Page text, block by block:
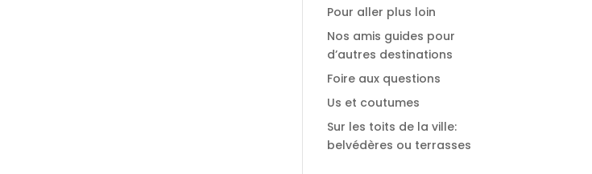
Pour aller plus loin
Nos amis guides pour
d’autres destinations
Foire aux questions
Us et coutumes
Sur les toits de la ville:
belvédères ou terrasses